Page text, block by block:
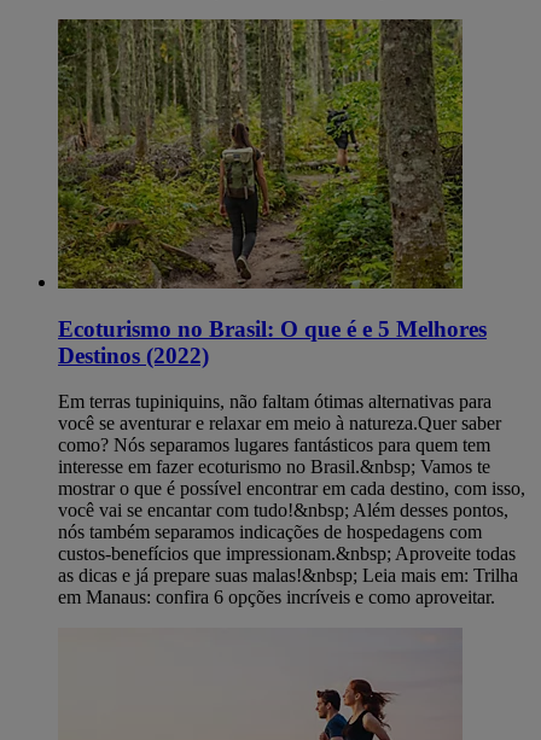
Ecoturismo no Brasil: O que é e 5 Melhores
Destinos (2022)
Em terras tupiniquins, não faltam ótimas alternativas para
você se aventurar e relaxar em meio à natureza.Quer saber
como? Nós separamos lugares fantásticos para quem tem
interesse em fazer ecoturismo no Brasil.&nbsp; Vamos te
mostrar o que é possível encontrar em cada destino, com isso,
você vai se encantar com tudo!&nbsp; Além desses pontos,
nós também separamos indicações de hospedagens com
custos-benefícios que impressionam.&nbsp; Aproveite todas
as dicas e já prepare suas malas!&nbsp; Leia mais em: Trilha
em Manaus: confira 6 opções incríveis e como aproveitar.